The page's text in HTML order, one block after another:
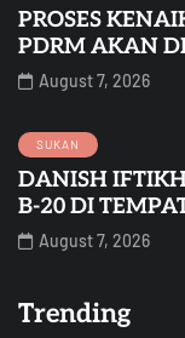
PROSES
PDRM AKAN
August 7, 2026
SUKAN
DANISH
B-20 DI
August 7, 2026
Trending